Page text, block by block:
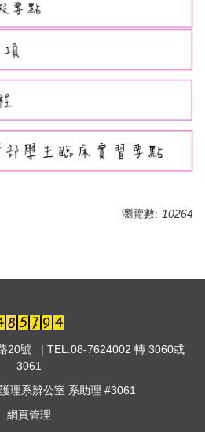
瀏覽數: 10264
20號 | TEL:08-7624002 轉 3060或
3061
理系辨公室 系助理 #3061
網頁管理